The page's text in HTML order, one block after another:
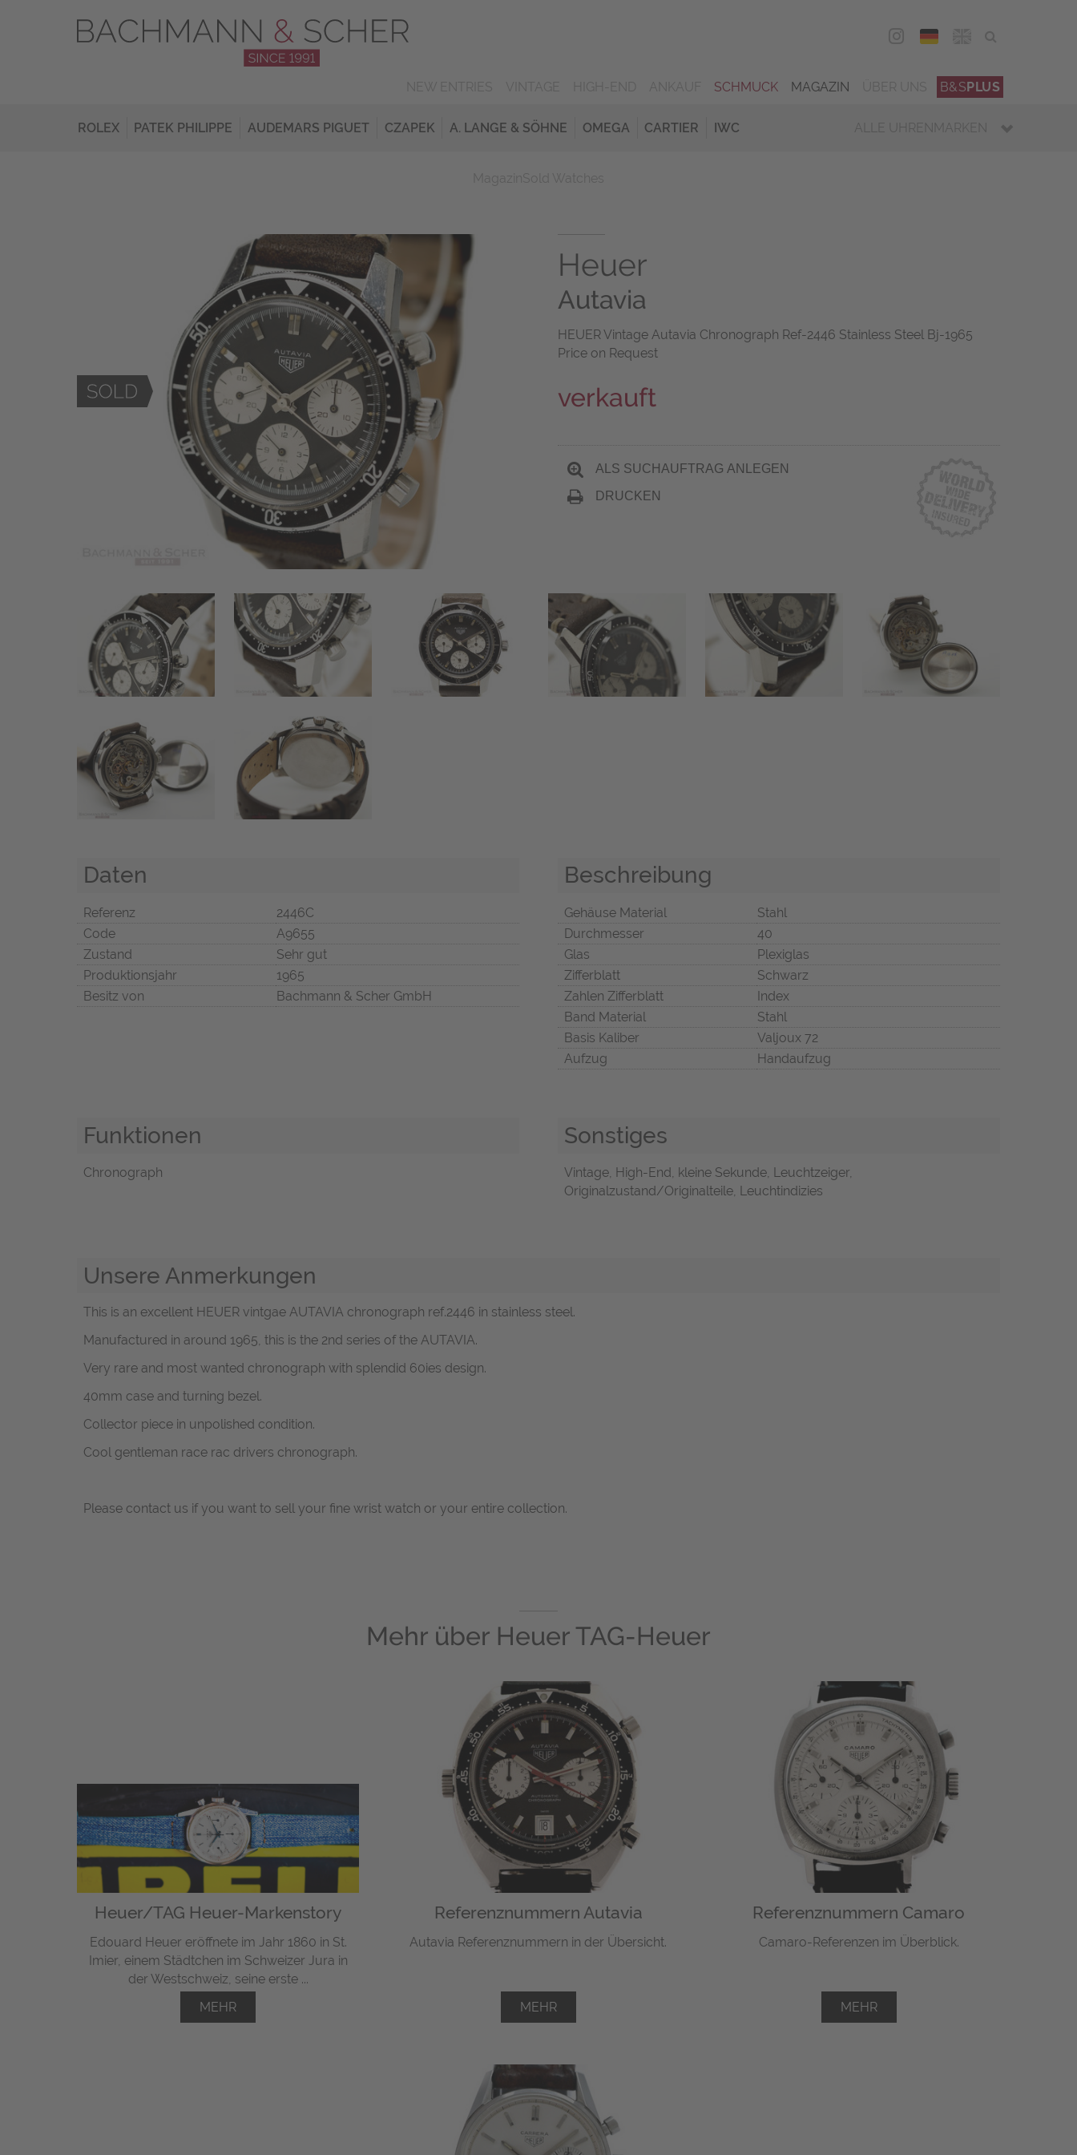
DEU
SCHMUCK MAGAZIN B&SPLUS
ROLEX PATEK PHILIPPE AUDEMARS PIGUET CZAPEK A. LANGE & SÖHNE OMEGA CARTIER IWC ALLE UHRENMARKEN
Heuer
Autavia
HEUER Vintage Autavia Chronograph Ref-2446 Stainless Steel Bj-1965
Price on Request
verkauft
ALS SUCHAUFTRAG ANLEGEN
DRUCKEN
Daten
Referenz
2446C
Code
A9655
Zustand
Sehr gut
Produktionsjahr
1965
Besitz von
Bachmann & Scher GmbH
Beschreibung
Gehäuse Material
Stahl
Durchmesser
40
Glas
Plexiglas
Zifferblatt
Schwarz
Zahlen Zifferblatt
Index
Band Material
Stahl
Basis Kaliber
Valjoux 72
Aufzug
Handaufzug
Funktionen
Chronograph
Sonstiges
Vintage, High-End, kleine Sekunde, Leuchtzeiger,
Originalzustand/Originalteile, Leuchtindizies
Unsere Anmerkungen
This is an excellent HEUER vintgae AUTAVIA chronograph ref.2446 in stainless steel.
Manufactured in around 1965, this is the 2nd series of the AUTAVIA.
Very rare and most wanted chronograph with splendid 60ies design.
40mm case and turning bezel.
Collector piece in unpolished condition.
Cool gentleman race rac drivers chronograph.
Please contact us if you want to sell your fine wrist watch or your entire collection.
Mehr über Heuer TAG-Heuer
Heuer/TAG Heuer-Markenstory
Edouard Heuer eröffnete im Jahr 1860 in St.
Imier, einem Städtchen im Schweizer Jura in
der Westschweiz, seine erste ...
MEHR
Referenznummern Autavia
Autavia Referenznummern in der Übersicht.
MEHR
Referenznummern Camaro
Camaro-Referenzen im Überblick.
MEHR